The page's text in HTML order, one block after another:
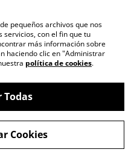
Blogs
pequeños archivos que nos
servicios, con el fin que tu
más información sobre
haciendo clic en "Administrar
política de cookies.
Todas
Cookies